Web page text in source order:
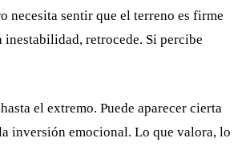
necesita sentir que el terreno es firme
inestabilidad, retrocede. Si percibe
el extremo. Puede aparecer cierta
inversión emocional. Lo que valora, lo